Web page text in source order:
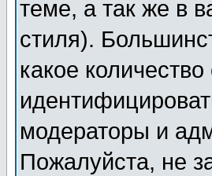
теме, а так же в
стиля).
какое
модераторы и
Пожалуйста, не